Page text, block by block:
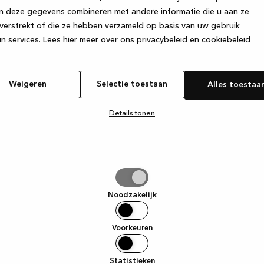
deze gegevens combineren met andere informatie die u aan ze
of die ze hebben verzameld op basis van uw gebruik
services. Lees hier meer over ons privacybeleid en cookiebeleid
Weigeren Selectie toestaan Alles
Details tonen
Noodzakelijk
Voorkeuren
Statistieken
has occurred while loadingwww.kvik.nl (see the